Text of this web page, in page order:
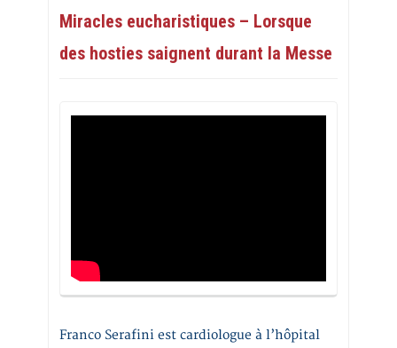
Miracles eucharistiques – Lorsque
des hosties saignent durant la Messe
Franco Serafini est cardiologue à l’hôpital